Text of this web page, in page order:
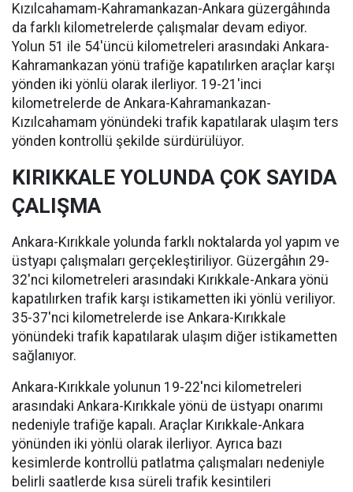
Kızılcahamam-Kahramankazan-Ankara güzergâhında
da farklı kilometrelerde çalışmalar devam ediyor.
Yolun 51 ile 54'üncü kilometreleri arasındaki Ankara-
Kahramankazan yönü trafiğe kapatılırken araçlar karşı
yönden iki yönlü olarak ilerliyor. 19-21'inci
kilometrelerde de Ankara-Kahramankazan-
Kızılcahamam yönündeki trafik kapatılarak ulaşım ters
yönden kontrollü şekilde sürdürülüyor.
KIRIKKALE YOLUNDA ÇOK SAYIDA
ÇALIŞMA
Ankara-Kırıkkale yolunda farklı noktalarda yol yapım ve
üstyapı çalışmaları gerçekleştiriliyor. Güzergâhın 29-
32'nci kilometreleri arasındaki Kırıkkale-Ankara yönü
kapatılırken trafik karşı istikametten iki yönlü veriliyor.
35-37'nci kilometrelerde ise Ankara-Kırıkkale
yönündeki trafik kapatılarak ulaşım diğer istikametten
sağlanıyor.
Ankara-Kırıkkale yolunun 19-22'nci kilometreleri
arasındaki Ankara-Kırıkkale yönü de üstyapı onarımı
nedeniyle trafiğe kapalı. Araçlar Kırıkkale-Ankara
yönünden iki yönlü olarak ilerliyor. Ayrıca bazı
kesimlerde kontrollü patlatma çalışmaları nedeniyle
belirli saatlerde kısa süreli trafik kesintileri